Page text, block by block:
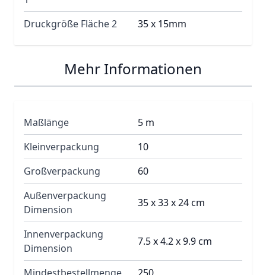
Druckgröße Fläche 2
35 x 15mm
Mehr Informationen
Maßlänge
5 m
Kleinverpackung
10
Großverpackung
60
Außenverpackung
Dimension
35 x 33 x 24 cm
Innenverpackung
Dimension
7.5 x 4.2 x 9.9 cm